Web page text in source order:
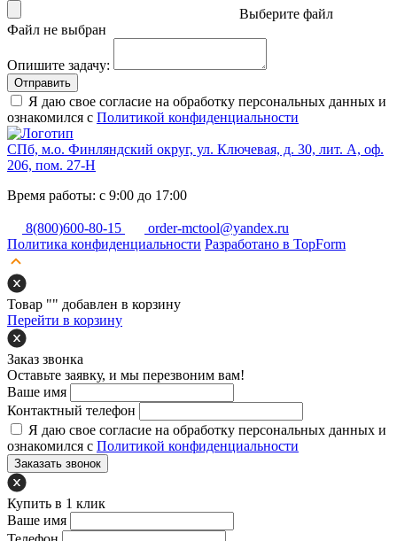
Выберите файл
Файл не выбран
Опишите задачу:
Отправить
Я даю свое согласие на обработку персональных данных и
ознакомился с Политикой конфиденциальности
СПб, м.о. Финляндский округ, ул. Ключевая, д. 30, лит. А, оф.
206, пом. 27-Н
Время работы: с 9:00 до 17:00
8(800)600-80-15
order-mctool@yandex.ru
Политика конфиденциальности Разработано в TopForm
Товар "" добавлен в корзину
Перейти в корзину
Заказ звонка
Оставьте заявку, и мы перезвоним вам!
Ваше имя
Контактный телефон
Я даю свое согласие на обработку персональных данных и
ознакомился с Политикой конфиденциальности
Заказать звонок
Купить в 1 клик
Ваше имя